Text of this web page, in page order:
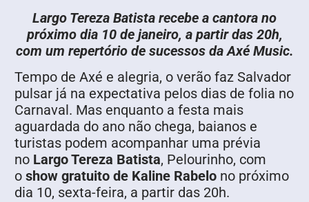
Largo Tereza Batista recebe a cantora no
próximo dia 10 de janeiro, a partir das 20h,
com um repertório de sucessos da Axé Music.
Tempo de Axé e alegria, o verão faz Salvador
pulsar já na expectativa pelos dias de folia no
Carnaval. Mas enquanto a festa mais
aguardada do ano não chega, baianos e
turistas podem acompanhar uma prévia
no Largo Tereza Batista, Pelourinho, com
o show gratuito de Kaline Rabelo no próximo
dia 10, sexta-feira, a partir das 20h.